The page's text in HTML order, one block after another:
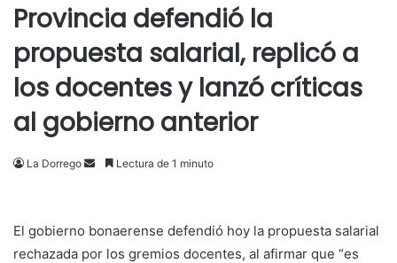
Provincia defendió la
propuesta salarial, replicó a
los docentes y lanzó críticas
al gobierno anterior
La Dorrego
SendLectura de 1 minuto
El gobierno bonaerense defendió hoy la propuesta salarial
rechazada por los gremios docentes, al afirmar que “es